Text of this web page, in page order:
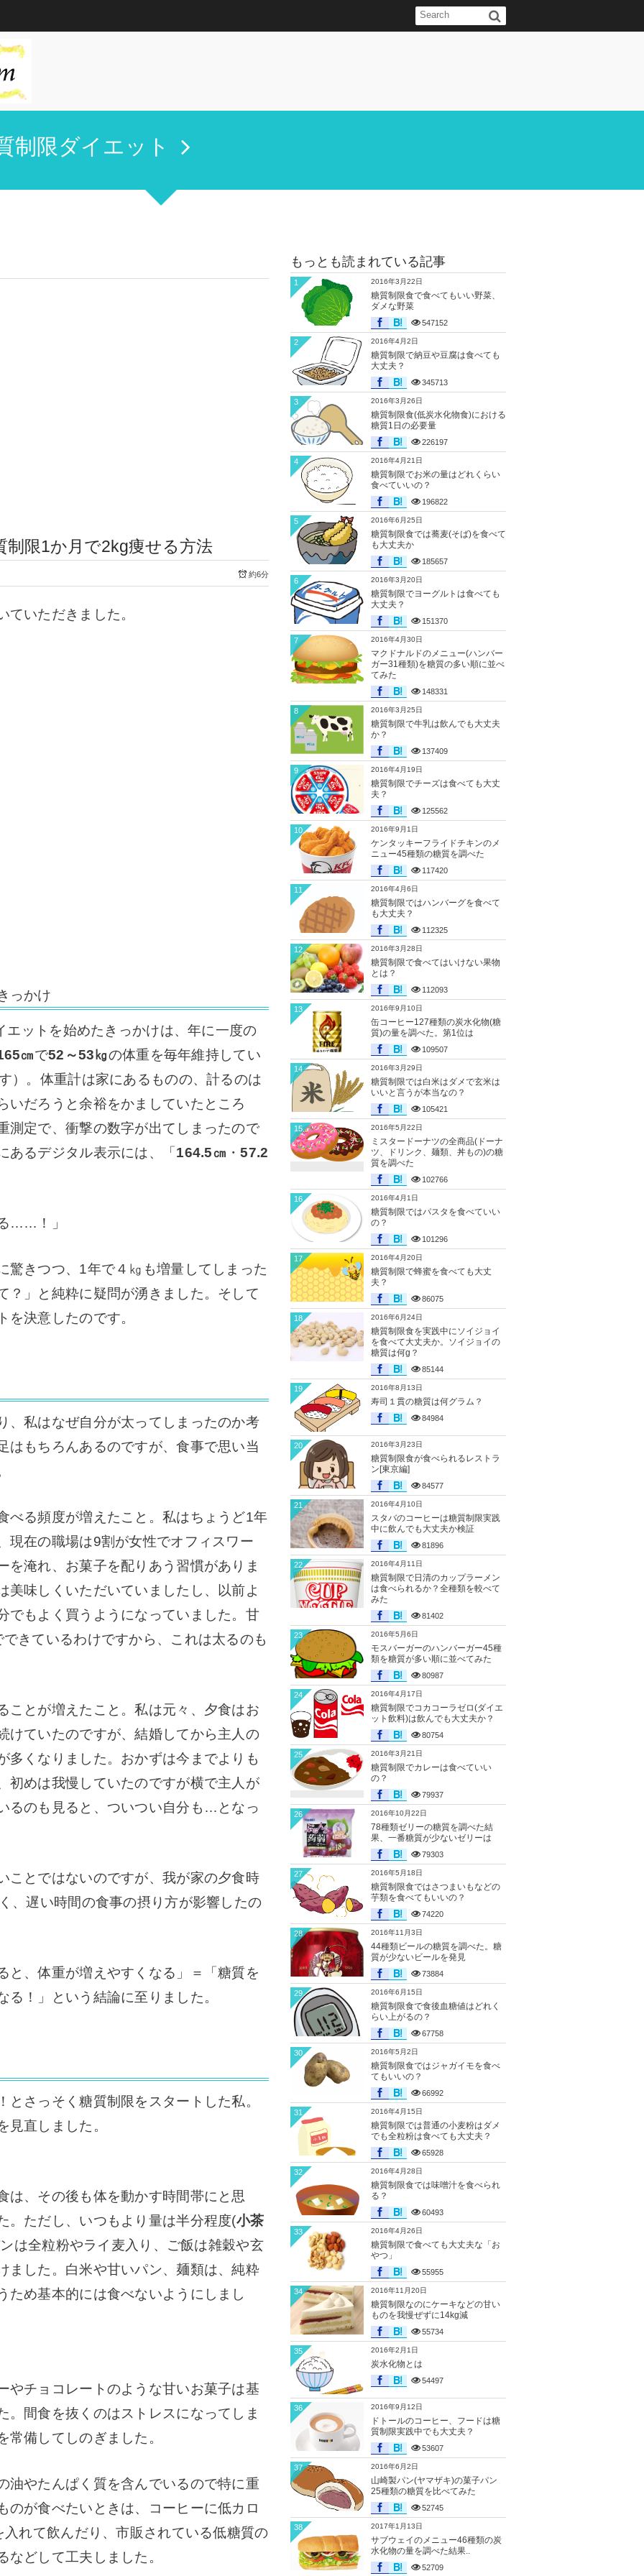
制限ダイエット
制限1か月で2kg痩せる方法
約6分
ていただきました。
っかけ
ットを始めたきっかけは、年に一度の
㎝で52～53㎏の体重を毎年維持してい
）。 体重計は家にあるものの、計るのは
いだろうと余裕をかましていたところ
測定で、衝撃の数字が出てしまったので
あるデジタル表示には、「 164.5㎝ ・57.2
る……！」
きつつ、1年で４㎏も増量してしまった
？」と純粋に疑問が湧きました。 そして
を決意したのです。
私はなぜ自分が太ってしまったのか考
はもちろんあるのですが、食事で思い当
る頻度が増えたこと。私はちょうど1年
現在の職場は9割が女性でオフィスワー
を淹れ、お菓子を配りあう習慣がありま
美味しくいただいていましたし、以前よ
でもよく買うようになっていました。 甘
きているわけですから、これは太るのも
ことが増えたこと。私は元々、夕食はお
けていたのですが、結婚してから主人の
多くなりました。おかずは今までよりも
初めは我慢していたのですが横で主人が
るのも見ると、ついつい自分も…となっ
とではないのですが、我が家の夕食時
、遅い時間の食事の摂り方が影響したの
、体重が増えやすくなる」＝「糖質を
！」という結論に至りました。
さっそく糖質制限をスタートした私。
見直しました。
、その後も体を動かす時間帯にと思
。ただし、いつもより量は半分程度(小茶
は全粒粉やライ麦入り、ご飯は雑穀や玄
ました。白米や甘いパン、麺類は、純粋
ため基本的には食べないようにしまし
チョコレートのような甘いお菓子は基
。間食を抜くのはストレスになってしま
常備してしのぎました。
やたんぱく質を含んでいるので特に重
のが食べたいときは、コーヒーに低カロ
れて飲んだり、市販されている低糖質の
などして工夫しました。
もっとも読まれている記事
2016年3月22日
糖質制限食で食べてもいい野菜、
ダメな野菜
547152
1
2016年4月2日
糖質制限で納豆や豆腐は食べても
大丈夫？
345713
2
2016年3月26日
糖質制限食(低炭水化物食)における
糖質1日の必要量
226197
3
2016年4月21日
糖質制限でお米の量はどれくらい
食べていいの？
196822
4
2016年6月25日
糖質制限食では蕎麦(そば)を食べて
も大丈夫か
185657
5
2016年3月20日
糖質制限でヨーグルトは食べても
大丈夫？
151370
6
2016年4月30日
マクドナルドのメニュー(ハンバー
ガー31種類)を糖質の多い順に並べ
てみた
148331
7
2016年3月25日
糖質制限で牛乳は飲んでも大丈夫
か？
137409
8
2016年4月19日
糖質制限でチーズは食べても大丈
夫？
125562
9
2016年9月1日
ケンタッキーフライドチキンのメ
ニュー45種類の糖質を調べた
117420
10
2016年4月6日
糖質制限ではハンバーグを食べて
も大丈夫？
112325
11
2016年3月28日
糖質制限で食べてはいけない果物
とは？
112093
12
2016年9月10日
缶コーヒー127種類の炭水化物(糖
質)の量を調べた。第1位は
109507
13
2016年3月29日
糖質制限では白米はダメで玄米は
いいと言うが本当なの？
105421
14
2016年5月22日
ミスタードーナツの全商品(ドーナ
ツ、ドリンク、麺類、丼もの)の糖
質を調べた
102766
15
2016年4月1日
糖質制限ではパスタを食べていい
の？
101296
16
2016年4月20日
糖質制限で蜂蜜を食べても大丈
夫？
86075
17
2016年6月24日
糖質制限食を実践中にソイジョイ
を食べて大丈夫か。ソイジョイの
糖質は何g？
85144
18
2016年8月13日
寿司１貫の糖質は何グラム？
84984
19
2016年3月23日
糖質制限食が食べられるレストラ
ン[東京編]
84577
20
2016年4月10日
スタバのコーヒーは糖質制限実践
中に飲んでも大丈夫か検証
81896
21
2016年4月11日
糖質制限で日清のカップラーメン
は食べられるか？全種類を較べて
みた
81402
22
2016年5月6日
モスバーガーのハンバーガー45種
類を糖質が多い順に並べてみた
80987
23
2016年4月17日
糖質制限でコカコーラゼロ(ダイエ
ット飲料)は飲んでも大丈夫か？
80754
24
2016年3月21日
糖質制限でカレーは食べていい
の？
79937
25
2016年10月22日
78種類ゼリーの糖質を調べた結
果、一番糖質が少ないゼリーは
79303
26
2016年5月18日
糖質制限食ではさつまいもなどの
芋類を食べてもいいの？
74220
27
2016年11月3日
44種類ビールの糖質を調べた。糖
質が少ないビールを発見
73884
28
2016年6月15日
糖質制限食で食後血糖値はどれく
らい上がるの？
67758
29
2016年5月2日
糖質制限食ではジャガイモを食べ
てもいいの？
66992
30
2016年4月15日
糖質制限では普通の小麦粉はダメ
でも全粒粉は食べても大丈夫？
65928
31
2016年4月28日
糖質制限食では味噌汁を食べられ
る？
60493
32
2016年4月26日
糖質制限で食べても大丈夫な「お
やつ」
55955
33
2016年11月20日
糖質制限なのにケーキなどの甘い
ものを我慢ぜずに14kg減
55734
34
2016年2月1日
炭水化物とは
54497
35
2016年9月12日
ドトールのコーヒー、フードは糖
質制限実践中でも大丈夫？
53607
36
2016年6月2日
山崎製パン(ヤマザキ)の菓子パン
25種類の糖質を比べてみた
52745
37
2017年1月13日
サブウェイのメニュー46種類の炭
水化物の量を調べた結果..
52709
38